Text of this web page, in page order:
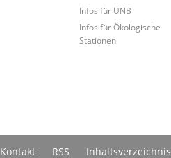
Infos für UNB
Infos für Ökologische
Stationen
Kontakt RSS Inhaltsverzeichnis